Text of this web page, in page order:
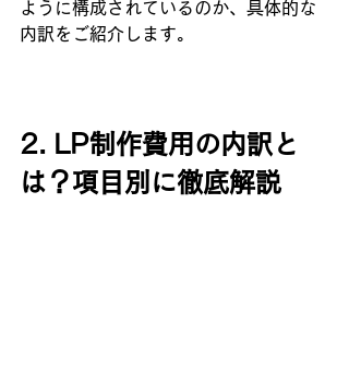
ように構成されているのか、具体的な
内訳をご紹介します。
2. LP制作費用の内訳と
は？項目別に徹底解説